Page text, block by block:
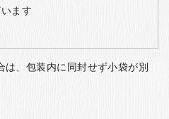
ます
は、包装内に同封せず小袋が別